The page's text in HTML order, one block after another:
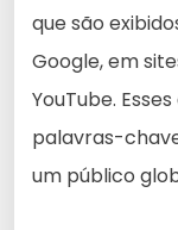
que são
Google, em
YouTube.
palavras-
um público